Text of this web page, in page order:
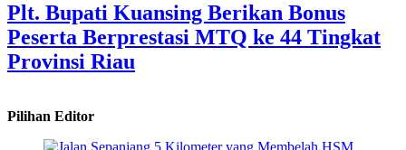
Plt. Bupati Kuansing Berikan Bonus
Peserta Berprestasi MTQ ke 44 Tingkat
Provinsi Riau
Pilihan Editor